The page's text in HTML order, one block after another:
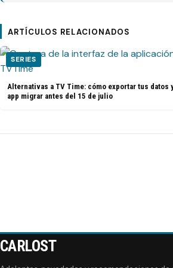
ARTÍCULOS RELACIONADOS
SERIES
Alternativas a TV Time: cómo exportar tus datos
app migrar antes del 15 de julio
CARLOST